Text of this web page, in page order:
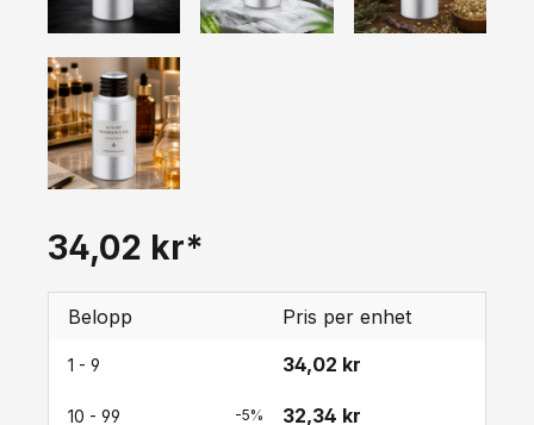
34,02 kr*
Belopp Pris per enhet
1 - 9 34,02 kr
10 - 99 -5% 32,34 kr